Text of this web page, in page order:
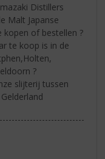
Distillers
Malt Japanse
kopen of bestellen ?
te koop is in de
?
slijterij tussen